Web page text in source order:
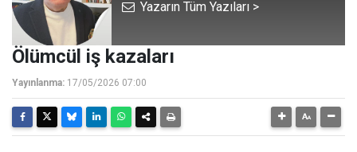
Yazarın Tüm Yazıları >
Ölümcül iş kazaları
Yayınlanma: 17/05/2026 07:00